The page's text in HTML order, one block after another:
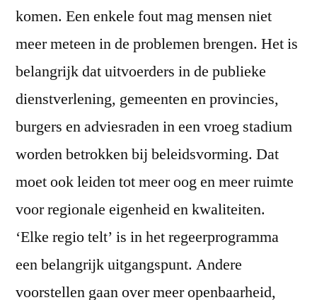
komen. Een enkele fout mag mensen niet
meer meteen in de problemen brengen. Het is
belangrijk dat uitvoerders in de publieke
dienstverlening, gemeenten en provincies,
burgers en adviesraden in een vroeg stadium
worden betrokken bij beleidsvorming. Dat
moet ook leiden tot meer oog en meer ruimte
voor regionale eigenheid en kwaliteiten.
‘Elke regio telt’ is in het regeerprogramma
een belangrijk uitgangspunt. Andere
voorstellen gaan over meer openbaarheid,